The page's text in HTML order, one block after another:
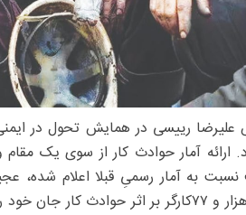
ارائه آمار حوادث کار از سوی یک
نسبت به آمار رسمیِ قبلا اعلام
۶‌ماه نخست سال‌۱۴۰۳، یک‌هزار و ۷۷‌کارگر بر